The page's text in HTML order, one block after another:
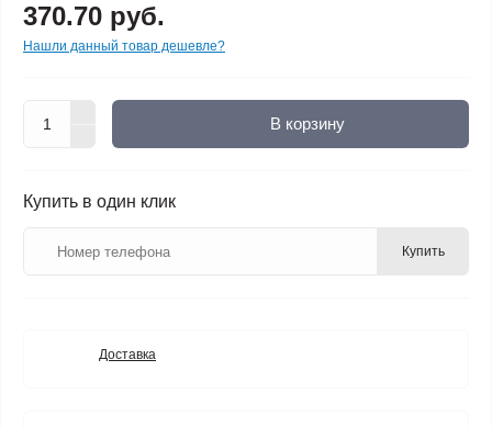
370.70 руб.
Нашли данный товар дешевле?
В корзину
Купить в один клик
Купить
Доставка